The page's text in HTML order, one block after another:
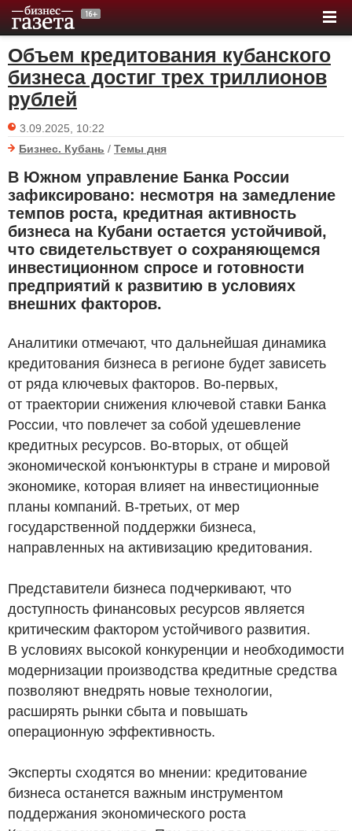
Объем кредитования кубанского
бизнеса достиг трех триллионов
рублей
3.09.2025, 10:22
Бизнес. Кубань / Темы дня
В Южном управление Банка России
зафиксировано: несмотря на замедление
темпов роста, кредитная активность
бизнеса на Кубани остается устойчивой,
что свидетельствует о сохраняющемся
инвестиционном спросе и готовности
предприятий к развитию в условиях
внешних факторов.
Аналитики отмечают, что дальнейшая динамика
кредитования бизнеса в регионе будет зависеть
от ряда ключевых факторов. Во-первых,
от траектории снижения ключевой ставки Банка
России, что повлечет за собой удешевление
кредитных ресурсов. Во-вторых, от общей
экономической конъюнктуры в стране и мировой
экономике, которая влияет на инвестиционные
планы компаний. В-третьих, от мер
государственной поддержки бизнеса,
направленных на активизацию кредитования.
Представители бизнеса подчеркивают, что
доступность финансовых ресурсов является
критическим фактором устойчивого развития.
В условиях высокой конкуренции и необходимости
модернизации производства кредитные средства
позволяют внедрять новые технологии,
расширять рынки сбыта и повышать
операционную эффективность.
Эксперты сходятся во мнении: кредитование
бизнеса останется важным инструментом
поддержания экономического роста